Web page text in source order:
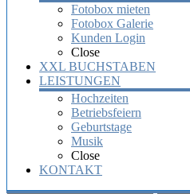
Fotobox mieten
Fotobox Galerie
Kunden Login
Close
XXL BUCHSTABEN
LEISTUNGEN
Hochzeiten
Betriebsfeiern
Geburtstage
Musik
Close
KONTAKT